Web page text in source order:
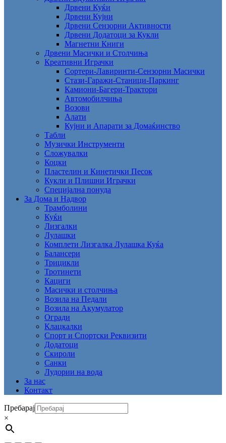
Дрвени Куќи
Дрвени Кујни
Дрвени Сензорни Активности
Дрвени Додатоци за Кукли
Магнетни Книги
Дрвени Масички и Столчиња
Креативни Играчки
Сортери-Лавиринти-Сензорни Масички
Стази-Гаражи-Станици-Паркинг
Камиони-Багери-Трактори
Автомобилчиња
Возови
Алати
Кујни и Апарати за Домаќинство
Табли
Музички Инструменти
Сложувалки
Коцки
Пластелин и Кинетички Песок
Кукли и Плишни Играчки
Специјална понуда
За Дома и Надвор
Трамболини
Куќи
Лизгалки
Лулашки
Комплети Лизгалка Лулашка Куќа
Балансери
Трицикли
Тротинети
Кациги
Mасички и столчиња
Возила на Педали
Возила на Акумулатор
Огради
Клацкалки
Спорт и Спортски Реквизити
Додатоци
Скироли
Санки
Лудории на вода
За нас
Контакт
Пребарај
×